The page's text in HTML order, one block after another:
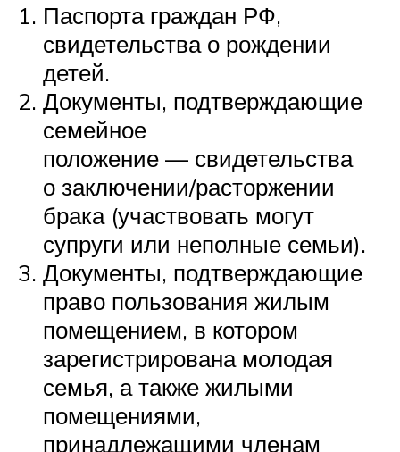
Паспорта граждан РФ,
свидетельства о рождении
детей.
Документы, подтверждающие
семейное
положение — свидетельства
о заключении/расторжении
брака (участвовать могут
супруги или неполные семьи).
Документы, подтверждающие
право пользования жилым
помещением, в котором
зарегистрирована молодая
семья, а также жилыми
помещениями,
принадлежащими членам